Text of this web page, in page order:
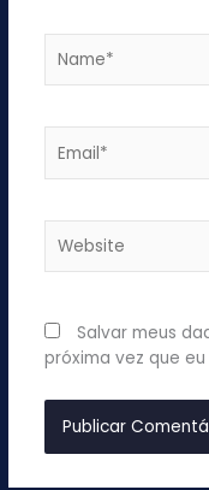
Salvar meus
próxima vez que